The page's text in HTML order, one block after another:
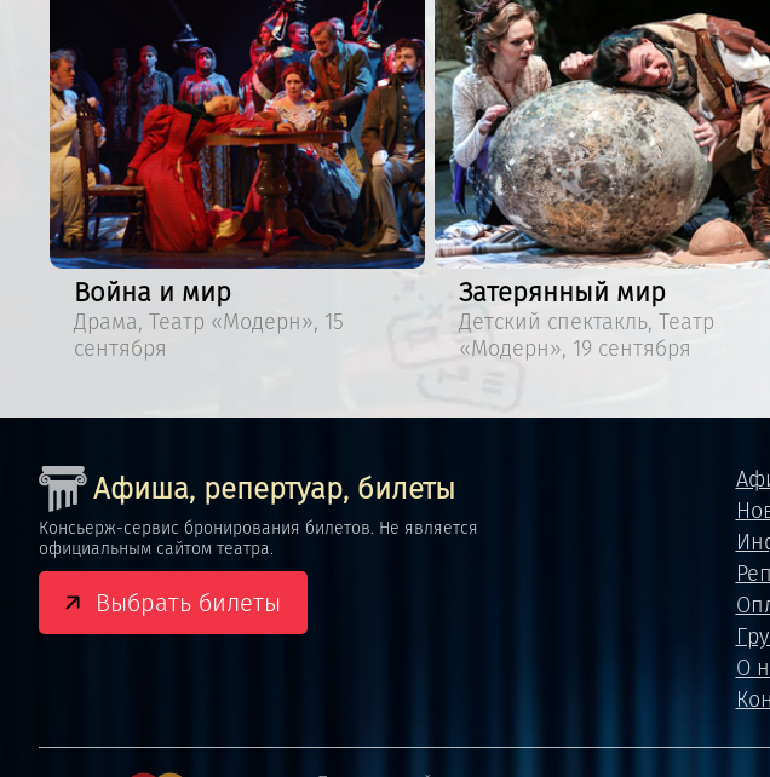
15
Затерянный мир
Детский спектакль, Театр
Юлий Цезарь
Драма, Театр
сентября
Афиша, репертуар, билеты
Консьерж-сервис бронирования билетов. Не является
официальным сайтом театра.
Выбрать билеты
О